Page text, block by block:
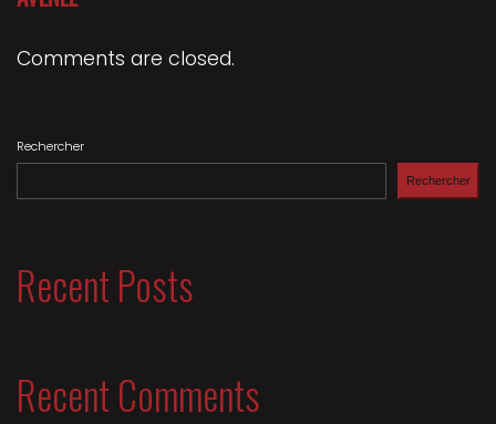
Comments are closed.
Rechercher
Rechercher
Recent Posts
Recent Comments